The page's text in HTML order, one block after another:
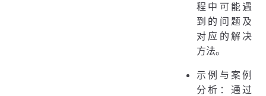
程中可能遇
到的问题及
对应的解决
方法。
示例与案例
分析：通过